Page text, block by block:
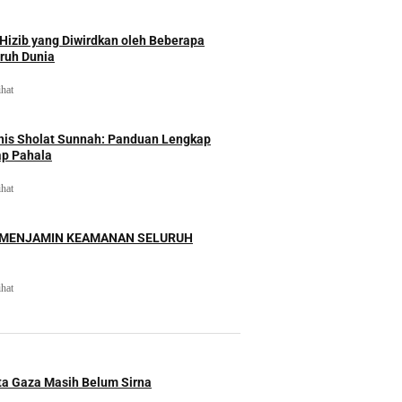
yang Diwirdkan oleh Beberapa
Dunia
Sholat Sunnah: Panduan Lengkap
Pahala
KEAMANAN SELURUH
Gaza Masih Belum Sirna